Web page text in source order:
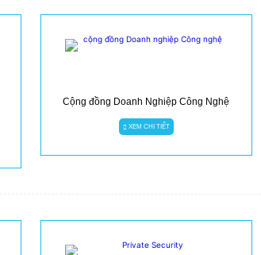
Cộng đồng Doanh Nghiệp Công Nghệ
XEM CHI TIẾT